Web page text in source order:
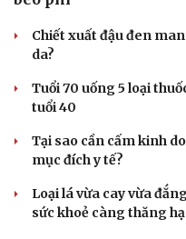
Chiết xuất đậu đen
da?
Tuổi 70 uống 5 loại
tuổi 40
Tại sao cần cấm kinh
mục đích y tế?
Loại lá vừa cay vừa
sức khoẻ càng thăng